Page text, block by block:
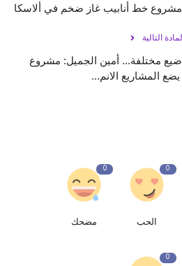
خط أنابيب غاز ضخم في ألاسكا
التالية
مختلفة... أمين الجميل: مشروع
المشاريع الانم...
0
الحب
0
مضحك
0